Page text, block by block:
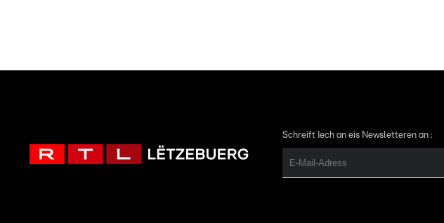
Schreift Iech an eis Newsletteren an :